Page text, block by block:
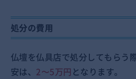
処分の費用
仏壇を仏具店で処分してもらう
安は、 2〜5万円となります。